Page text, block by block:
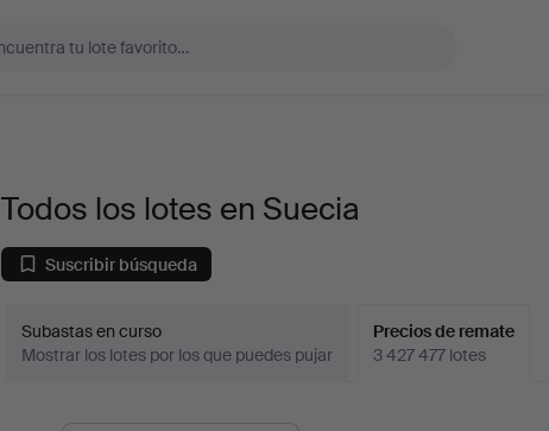
Todos los lotes en Suecia
Suscribir búsqueda
Subastas en curso
Mostrar los lotes por los que puedes pujar
Precios de remate
3 427 477 lotes
Precios